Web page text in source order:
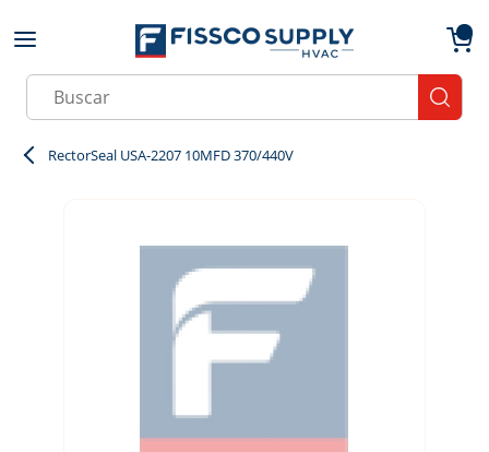
Skip to main content
Site Search
RectorSeal USA-2207 10MFD 370/440V